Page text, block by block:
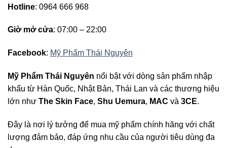
Hotline: 0964 666 968
Giờ mở cửa: 07:00 – 22:00
Facebook: Mỹ Phẩm Thái Nguyên
Mỹ Phẩm Thái Nguyên nổi bật với dòng sản phẩm nhập
khẩu từ Hàn Quốc, Nhật Bản, Thái Lan và các thương hiệu
lớn như The Skin Face, Shu Uemura, MAC và 3CE.
Đây là nơi lý tưởng để mua mỹ phẩm chính hãng với chất
lượng đảm bảo, đáp ứng nhu cầu của người tiêu dùng đa